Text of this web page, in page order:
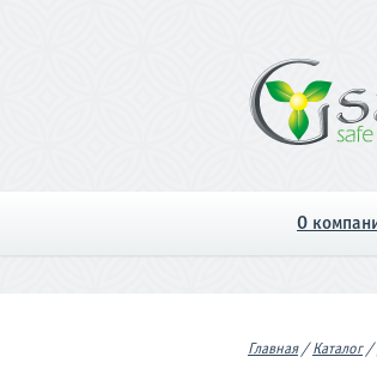
О
Главная/ Каталог/